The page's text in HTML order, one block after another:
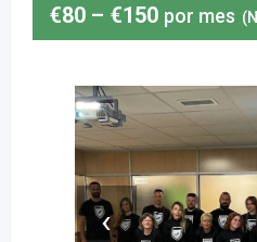
€80 – €150 por mes
‹